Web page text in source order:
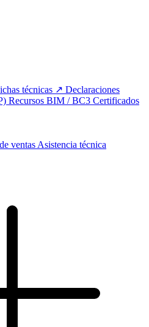
técnicas
Declaraciones
Recursos BIM / BC3 Certificados
ventas Asistencia técnica